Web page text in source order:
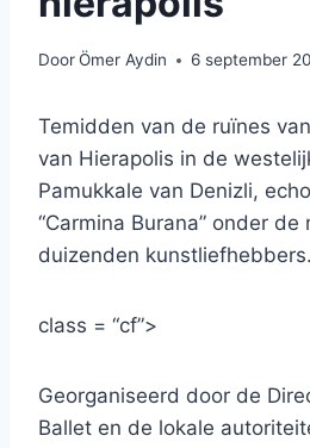
DoorÖmer Aydin 6 september
Temidden van de ruïnes
van Hierapolis in de
Pamukkale van Denizli,
“Carmina Burana” onder de
duizenden kunstliefhebbers.
class = “cf”>
Georganiseerd door de
Ballet en de lokale